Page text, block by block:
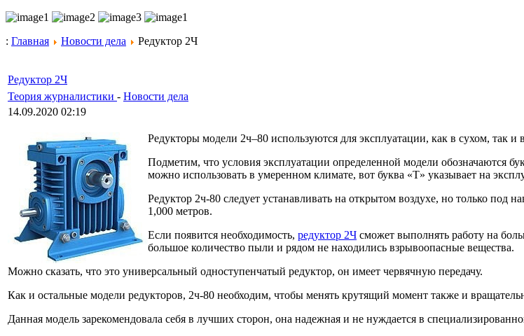
: Главная Новости дела Редуктор 2Ч
Редуктор 2Ч
Теория журналистики - Новости дела
14.09.2020 02:19
Редукторы модели 2ч–80 используются для эксплуатации, как в сухом, так и
Подметим, что условия эксплуатации определенной модели обозначаются
можно использовать в умеренном климате, вот буква «Т» указывает на
Редуктор 2ч-80 следует устанавливать на открытом воздухе, но только
1,000 метров.
Если появится необходимость, редуктор 2Ч сможет выполнять работу на
большое количество пыли и рядом не находились взрывоопасные вещества.
Можно сказать, что это универсальный одноступенчатый редуктор, он имеет червячную передачу.
Как и остальные модели редукторов, 2ч-80 необходим, чтобы менять крутящий момент также и
Данная модель зарекомендовала себя в лучших сторон, она надежная и не нуждается в